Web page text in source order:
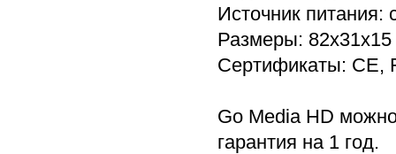
Источник питания:
Размеры:
Сертификаты: CE,
Go Media HD
гарантия на 1 год.